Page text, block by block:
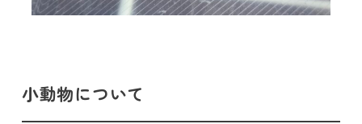
小動物について